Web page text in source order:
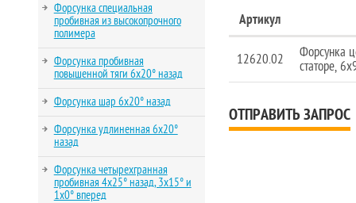
Форсунка специальная
пробивная из высокопрочного
полимера
Форсунка пробивная
повышенной тяги 6х20° назад
Форсунка шар 6х20° назад
Форсунка удлиненная 6х20°
назад
Форсунка четырехгранная
пробивная 4х25° назад, 3х15° и
1х0° вперед
Артикул
12620.02
Форсунка
статоре,
ОТПРАВИТЬ ЗАПРОС